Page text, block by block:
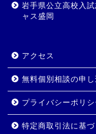
岩手県公立高校入
ャス盛岡
アクセス
無料個別相談の申し
プライバシーポリシ
特定商取引法に基
岩手
判定